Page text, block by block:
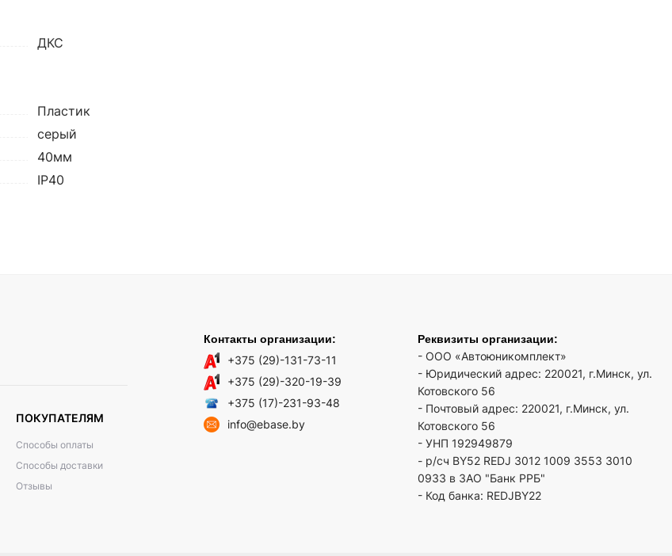
ДКС
Пластик
серый
40мм
IP40
ПОКУПАТЕЛЯМ
Способы оплаты
Способы доставки
Отзывы
Контакты организации:
+375 (29)-131-73-11
+375 (29)-320-19-39
+375 (17)-231-93-48
info@ebase.by
Реквизиты организации:
- ООО «Автоюникомплект»
- Юридический адрес: 220021, г.Минск, ул.
Котовского 56
- Почтовый адрес: 220021, г.Минск, ул.
Котовского 56
- УНП 192949879
- р/сч BY52 REDJ 3012 1009 3553 3010
0933 в ЗАО "Банк РРБ"
- Код банка: REDJBY22